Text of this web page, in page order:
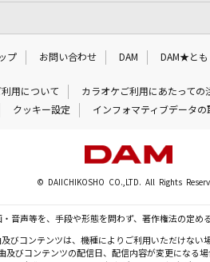
プ お問い合わせ DAM DAM★とも
用について カラオケご利用にあたっての
クッキー設定 インフォマティブデータの
© DAIICHIKOSHO CO.,LTD. All Rights
音声等を、手段や形態を問わず、著作権法の定
びコンテンツは、機種によりご利用いただけない
及びコンテンツの配信日、配信内容が変更になる場